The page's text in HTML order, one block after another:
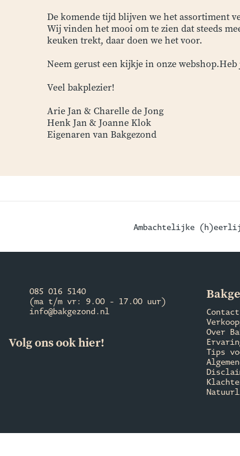
De komende tijd blijven we het assortiment
Wij vinden het mooi om te zien dat steeds
keuken trekt, daar doen we het voor.
Neem gerust een kijkje in onze
Veel bakplezier!
Arie Jan & Charelle de Jong
Henk Jan & Joanne Klok
Eigenaren van Bakgezond
Ambachtelijke
085 016 5140
(ma t/m vr: 9.00 - 17.00 uur)
info@bakgezond.nl
Volg ons ook hier!
Contact
Over
Tips